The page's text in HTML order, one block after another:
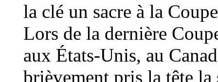
la clé un sacre à la
Lors de la dernière
aux États-Unis, au
brièvement pris la tête